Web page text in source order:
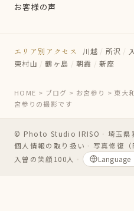
お客様の声
エリア別アクセス 川越 / 所沢 /
東村山 / 鶴ヶ島 / 朝霞 / 新座
HOME > ブログ > お宮参り > 東大
宮参りの撮影です
© Photo Studio IRISO ・ 埼玉県
個人情報の取り扱い ・ 写真修復
入曽の笑顔100人 ・